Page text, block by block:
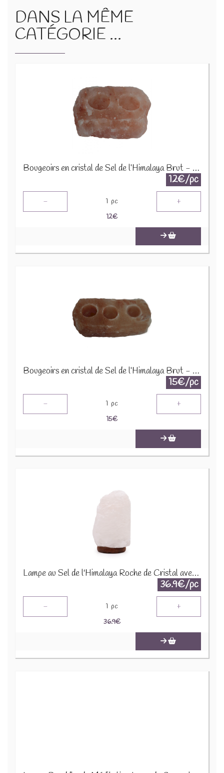
DANS LA MÊME
CATÉGORIE ...
Bougeoirs en cristal de Sel de l’Himalaya Brut - 2 Bougies
12€/pc
- 1 pc +
12€
Bougeoirs en cristal de Sel de l’Himalaya Brut - 3 Bougies
15€/pc
- 1 pc +
15€
Lampe au Sel de l'Himalaya Roche de Cristal avec Base - environ 3-5 kg QSalt-13W
36.9€/pc
- 1 pc +
36.9€